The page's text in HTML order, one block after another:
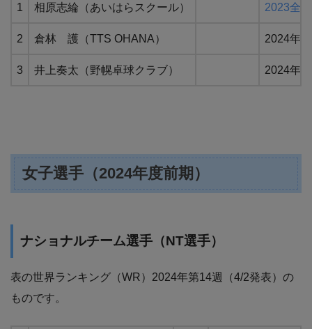
1 相原志綸（あいはらスクール） 2023全
2 倉林 護（TTS OHANA） 2024年
3 井上奏太（野幌卓球クラブ） 2024年
女子選手（2024年度前期）
ナショナルチーム選手（NT選手）
表の世界ランキング（WR）2024年第14週（4/2発表）の
ものです。